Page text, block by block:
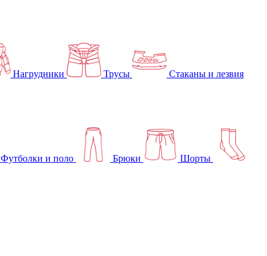
Нагрудники Трусы Стаканы и лезвия
Футболки и поло Брюки
Шорты